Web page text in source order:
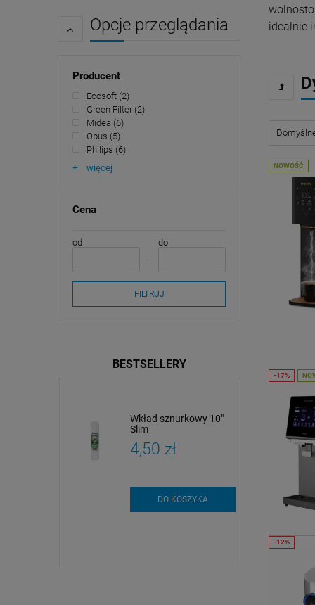
Opcje przeglądania
Producent
Ecosoft (2)
Green Filter (2)
Midea (6)
Opus (5)
Philips (6)
więcej
Cena
od do
FILTRUJ
BESTSELLERY
Wkład sznurkowy 10"
Slim
4,50 zł
DO KOSZYKA
idealnie
NOWOŚĆ